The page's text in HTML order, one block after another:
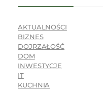
AKTUALNOŚCI
BIZNES
DOJRZAŁOŚĆ
DOM
INWESTYCJE
IT
KUCHNIA